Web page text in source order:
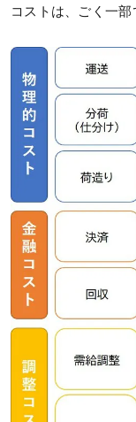
コストは、ごく一部